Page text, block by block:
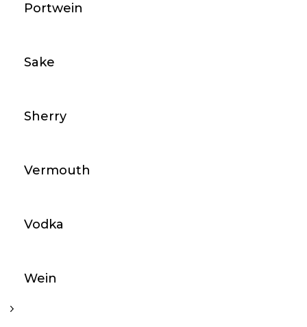
Portwein
Sake
Sherry
Vermouth
Vodka
Wein